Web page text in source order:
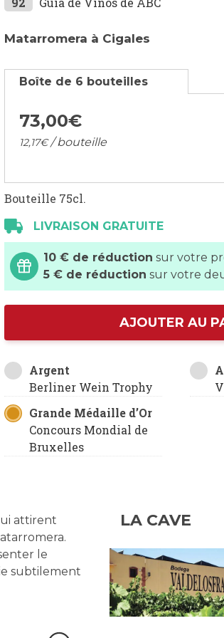
Matarromera à Cigales
Boîte de 6 bouteilles
73,00€
12,17€/ bouteille
Bouteille 75cl.
LIVRAISON GRATUITE
10 € de réduction sur votre
5 € de réduction sur votre
AJOUTER AU
Argent
Berliner Wein Trophy
Grande Médaille d’Or
Concours Mondial de
Bruxelles
attirent
le
subtilement
LA CAVE